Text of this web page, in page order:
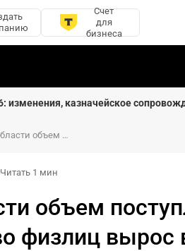
Счет
для
бизнеса
изменения, казначейское
В Смоленской области объем поступлений налога на имущество физлиц вырос в 1,4 раза
Читать 1 мин
объем
физлиц вырос